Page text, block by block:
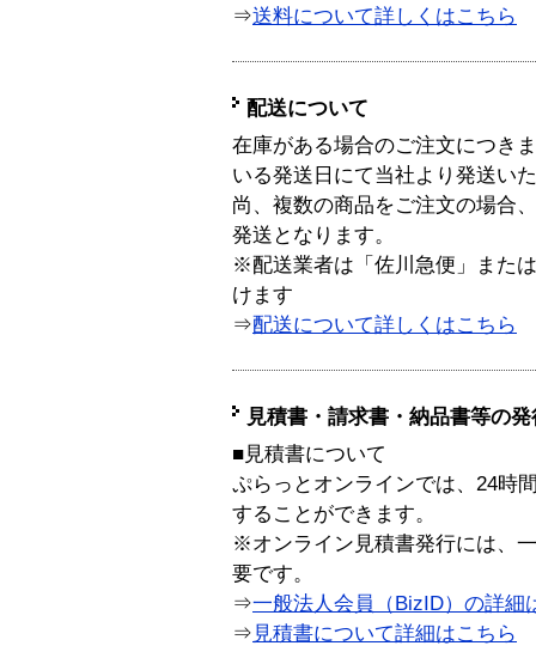
⇒送料について詳しくはこちら
配送について
在庫がある場合のご注文につき
いる発送日にて当社より発送い
尚、複数の商品をご注文の場合
発送となります。
※配送業者は「佐川急便」また
けます
⇒配送について詳しくはこちら
見積書・請求書・納品書等の
■見積書について
ぷらっとオンラインでは、24時
することができます。
※オンライン見積書発行には、
要です。
⇒一般法人会員（BizID）の詳細
⇒ 見積書について詳細はこちら